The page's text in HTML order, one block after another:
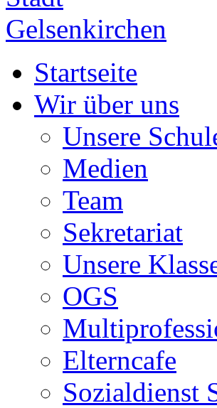
Startseite
Wir über uns
Unsere
Medien
Team
Sekretariat
Unsere
OGS
Elterncafe
Sozialdienst